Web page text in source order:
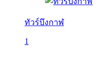
ทัวร์บึงกาฬ
1